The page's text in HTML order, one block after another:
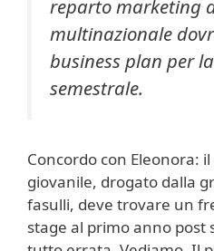
reparto marketing
multinazionale
business plan per
semestrale.
Concordo con Eleonora:
giovanile, drogato dalla
fasulli, deve trovare un
stage al primo anno post